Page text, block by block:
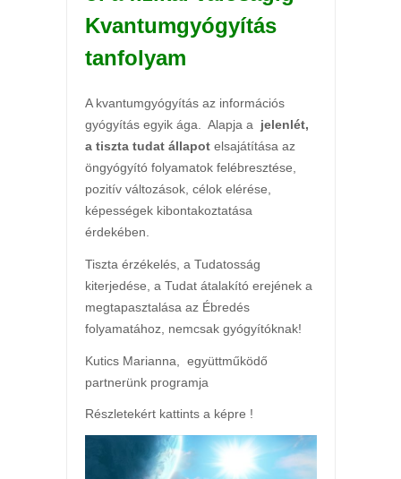
Kvantumgyógyítás
tanfolyam
A kvantumgyógyítás az információs
gyógyítás egyik ága. Alapja a jelenlét,
a tiszta tudat állapotelsajátítása az
öngyógyító folyamatok felébresztése,
pozitív változások, célok elérése,
képességek kibontakoztatása
érdekében.
Tiszta érzékelés, a Tudatosság
kiterjedése, a Tudat átalakító erejének a
megtapasztalása az Ébredés
folyamatához, nemcsak gyógyítóknak!
Kutics Marianna, együttműködő
partnerünk programja
Részletekért kattints a képre !